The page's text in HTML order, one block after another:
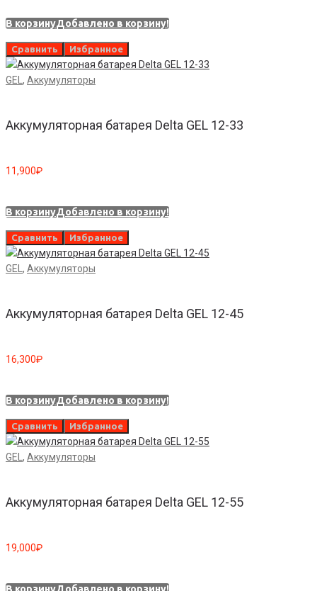
В корзинуДобавлено в корзину!
Сравнить Избранное
GEL , Аккумуляторы
Аккумуляторная батарея Delta GEL 12-33
11,900₽
В корзинуДобавлено в корзину!
Сравнить Избранное
GEL , Аккумуляторы
Аккумуляторная батарея Delta GEL 12-45
16,300₽
В корзинуДобавлено в корзину!
Сравнить Избранное
GEL , Аккумуляторы
Аккумуляторная батарея Delta GEL 12-55
19,000₽
В корзинуДобавлено в корзину!